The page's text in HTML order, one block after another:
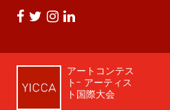
アートコンテス
ト- アーティス
ト国際大会